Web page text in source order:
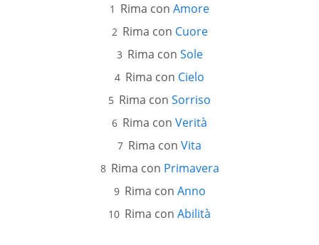
Rima con Amore
Rima con Cuore
Rima con Sole
Rima con Cielo
Rima con Sorriso
Rima con Verità
Rima con Vita
Rima con Primavera
Rima con Anno
Rima con Abilità